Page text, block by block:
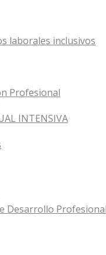
laborales inclusivos
Profesional
INTENSIVA
Desarrollo Profesional